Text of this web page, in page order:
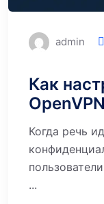
admin
Как
Когда речь
...